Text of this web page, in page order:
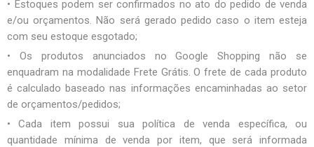
• Estoques podem ser confirmados no ato do pedido de venda
e/ou orçamentos. Não será gerado pedido caso o item esteja
com seu estoque esgotado;
• Os produtos anunciados no Google Shopping não se
enquadram na modalidade Frete Grátis. O frete de cada produto
é calculado baseado nas informações encaminhadas ao setor
de orçamentos/pedidos;
• Cada item possui sua política de venda específica, ou
quantidade mínima de venda por item, que será informada